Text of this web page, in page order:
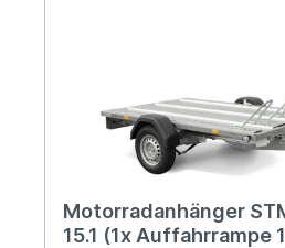
Motorradanhänger
15.1 (1x Auffahrrampe